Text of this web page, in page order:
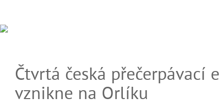
Čtvrtá česká přečerpávací
vznikne na Orlíku